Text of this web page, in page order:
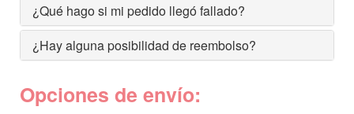
¿Qué hago si mi pedido llegó fallado?
¿Hay alguna posibilidad de reembolso?
Opciones de envío: